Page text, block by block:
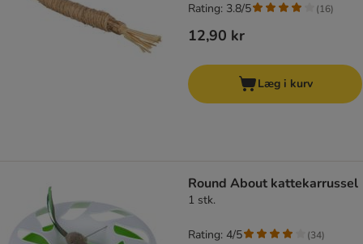
12,90 kr
Rating: 3.8/5 (16)
Læg i kurv
Round About kattekarrussel
1 stk.
Rating: 4/5 (34)